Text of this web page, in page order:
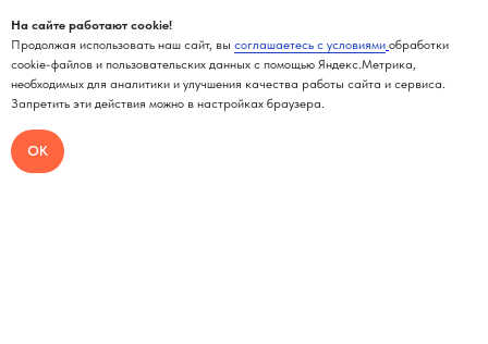
На сайте работают cookie!
Продолжая использовать наш сайт, вы соглашаетесь с условиями обработки
cookie-файлов и пользовательских данных с помощью Яндекс.Метрика,
необходимых для аналитики и улучшения качества работы сайта и сервиса.
Запретить эти действия можно в настройках браузера.
ОК